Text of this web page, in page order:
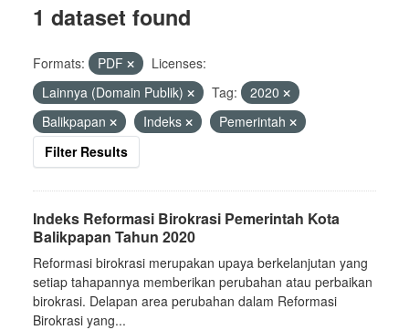
1 dataset found
Formats: PDF
Licenses:
Lainnya (Domain Publik)
Tag:
2020
Balikpapan
Indeks
Pemerintah
Filter Results
Indeks Reformasi Birokrasi Pemerintah Kota
Balikpapan Tahun 2020
Reformasi birokrasi merupakan upaya berkelanjutan yang
setiap tahapannya memberikan perubahan atau perbaikan
birokrasi. Delapan area perubahan dalam Reformasi
Birokrasi yang...